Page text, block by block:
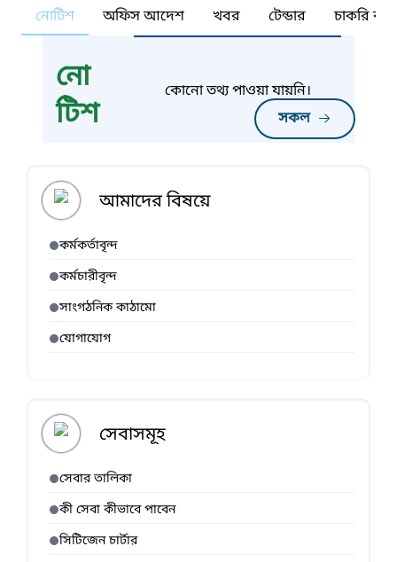
নোটিশ অফিস আদেশ খবর টেন্ডার চাকরি
নো
টিশ
সকল
কোনো তথ্য পাওয়া যায়নি।
আমাদের বিষয়ে
কর্মকর্তাবৃন্দ
কর্মচারীবৃন্দ
সাংগঠনিক কাঠামো
যোগাযোগ
সেবাসমূহ
সেবার তালিকা
কী সেবা কীভাবে পাবেন
সিটিজেন চার্টার